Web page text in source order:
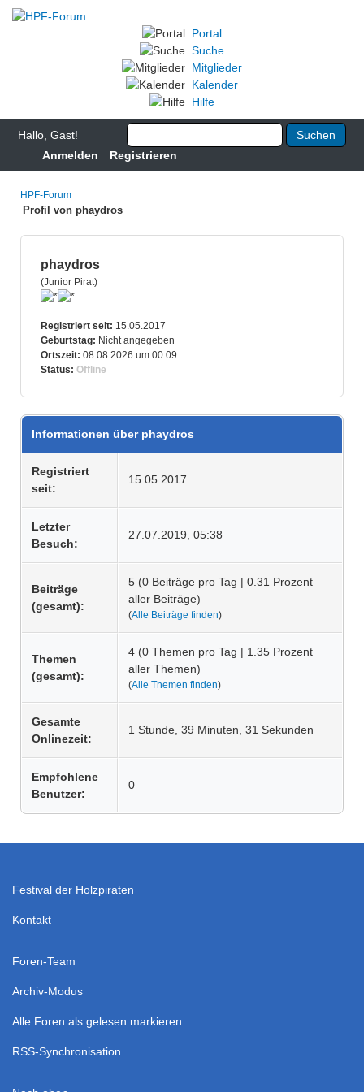
Portal
Suche
Mitglieder
Kalender
Hilfe
Hallo, Gast!
Anmelden
Registrieren
HPF-Forum
Profil von phaydros
phaydros
(Junior Pirat)
Registriert seit: 15.05.2017
Geburtstag: Nicht angegeben
Ortszeit: 08.08.2026 um 00:09
Status: Offline
Informationen über phaydros
Registriert
seit:
15.05.2017
Letzter
Besuch:
27.07.2019, 05:38
Beiträge
(gesamt):
5 (0 Beiträge pro Tag | 0.31 Prozent
aller Beiträge)
(Alle Beiträge finden)
Themen
(gesamt):
4 (0 Themen pro Tag | 1.35 Prozent
aller Themen)
(Alle Themen finden)
Gesamte
Onlinezeit:
1 Stunde, 39 Minuten, 31 Sekunden
Empfohlene
Benutzer:
0
Festival der Holzpiraten
Kontakt
Foren-Team
Archiv-Modus
Alle Foren als gelesen markieren
RSS-Synchronisation